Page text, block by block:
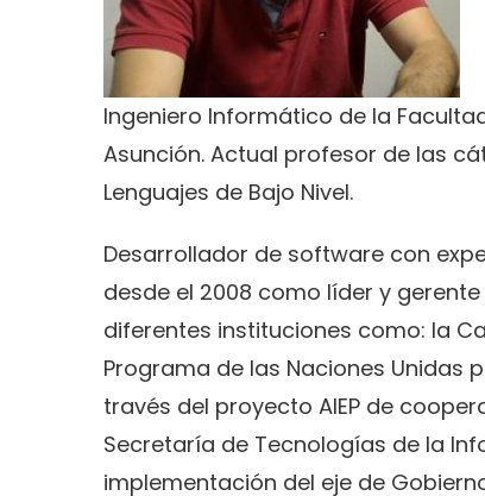
Ingeniero Informático de la
Asunción. Actual profesor de las
Lenguajes de Bajo Nivel.
Desarrollador de software con
desde el 2008 como líder y
diferentes instituciones como: la
Programa de las Naciones Unidas
través del proyecto AIEP de
Secretaría de Tecnologías de la
implementación del eje de